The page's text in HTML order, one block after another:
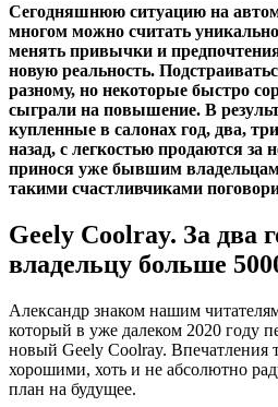
Сегодняшнюю ситуацию на
многом можно считать
менять привычки и
новую реальность.
разному, но некоторые быстро
сыграли на повышение. В
купленные в салонах год, два,
назад, с легкостью продаются
принося уже бывшим
такими счастливчиками
Geely Coolray. За два
владельцу больше
Александр знаком нашим
который в уже далеком 2020 году
новый Geely Coolray. Впечатления
хорошими, хоть и не абсолютно
план на будущее.